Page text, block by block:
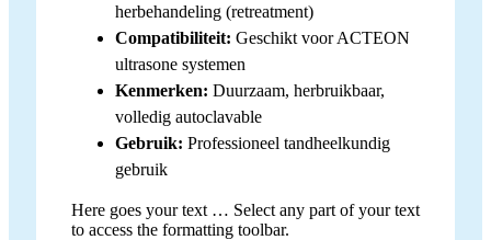
herbehandeling (retreatment)
Compatibiliteit: Geschikt voor ACTEON
ultrasone systemen
Kenmerken: Duurzaam, herbruikbaar,
volledig autoclavable
Gebruik: Professioneel tandheelkundig
gebruik
Here goes your text … Select any part of your text
to access the formatting toolbar.